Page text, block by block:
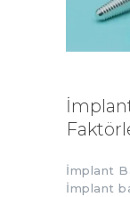
İmplant
İmplant